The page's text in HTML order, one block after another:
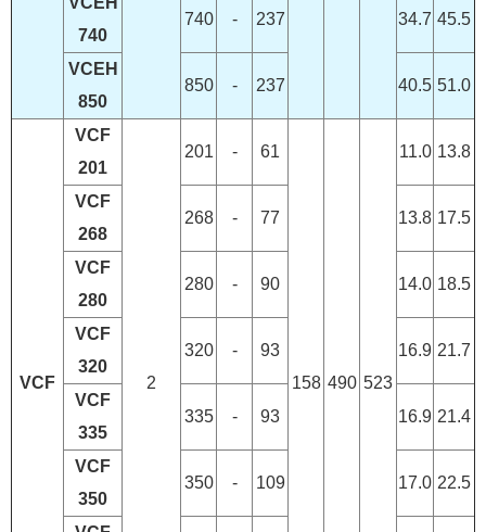
740
740 - 237 34.7 45.5
VCEH
850
850 - 237 40.5 51.0
VCF
VCF
201
2
201 - 61
158 490 523
11.0 13.8
VCF
268
268 - 77 13.8 17.5
VCF
280
280 - 90 14.0 18.5
VCF
320
320 - 93 16.9 21.7
VCF
335
335 - 93 16.9 21.4
VCF
350
350 - 109 17.0 22.5